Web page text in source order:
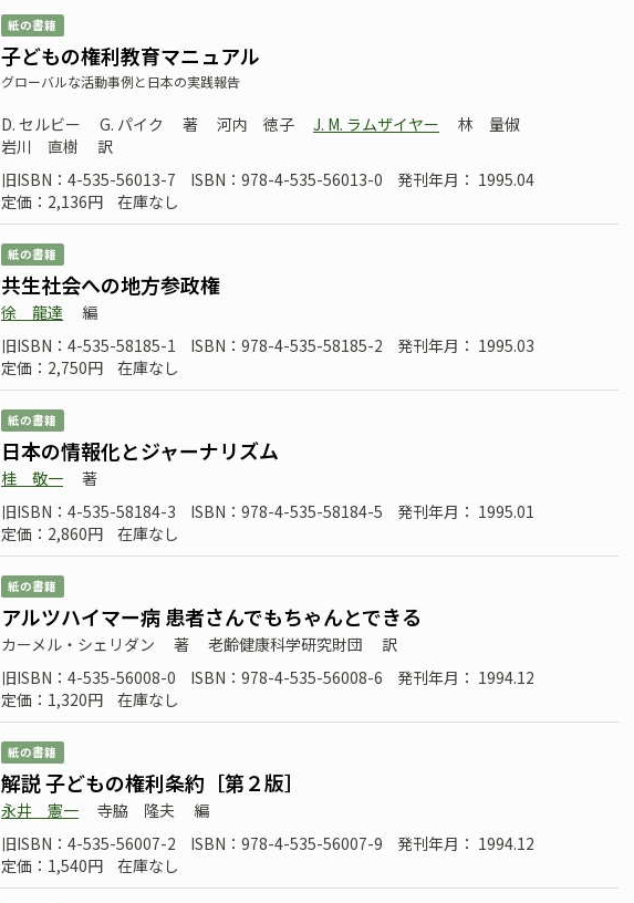
紙の書籍
子どもの権利教育マニュアル
グローバルな活動事例と日本の実践報告
D. セルビー G. パイク 著 河内 徳子 J. M. ラムザイヤー
林 量俶
岩川 直樹
訳
旧ISBN：4-535-56013-7
ISBN：978-4-535-56013-0
発刊年月： 1995.04
定価：2,136円
在庫なし
紙の書籍
共生社会への地方参政権
徐 龍達
編
旧ISBN：4-535-58185-1
ISBN：978-4-535-58185-2
発刊年月： 1995.03
定価：2,750円
在庫なし
紙の書籍
日本の情報化とジャーナリズム
桂 敬一
著
旧ISBN：4-535-58184-3
ISBN：978-4-535-58184-5
発刊年月： 1995.01
定価：2,860円
在庫なし
紙の書籍
アルツハイマー病 患者さんでもちゃんとできる
カーメル・シェリダン 著 老齢健康科学研究財団
訳
旧ISBN：4-535-56008-0
ISBN：978-4-535-56008-6
発刊年月： 1994.12
定価：1,320円
在庫なし
紙の書籍
解説 子どもの権利条約［第２版］
永井 憲一 寺脇 隆夫
編
旧ISBN：4-535-56007-2
ISBN：978-4-535-56007-9
発刊年月： 1994.12
定価：1,540円
在庫なし